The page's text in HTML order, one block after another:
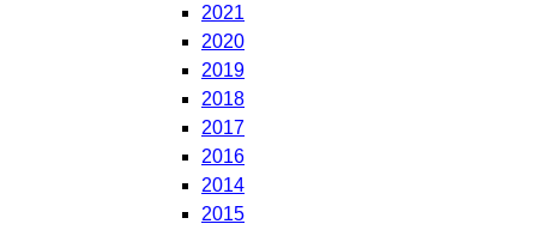
2021
2020
2019
2018
2017
2016
2014
2015